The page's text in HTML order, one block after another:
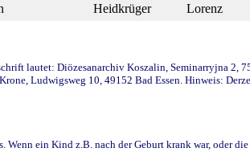
Heidkrüger Lorenz
lautet: Diözesanarchiv Koszalin, Seminarryjna 2,
Ludwigsweg 10, 49152 Bad Essen. Hinweis:
ein Kind z.B. nach der Geburt krank war, oder